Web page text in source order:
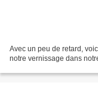
Avec un peu de retard,
notre vernissage dans